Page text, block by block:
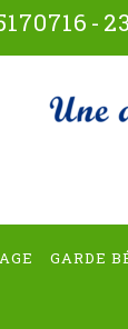
-
GARDE